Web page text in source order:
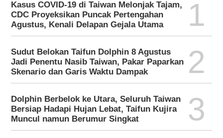
Kasus COVID-19 di Taiwan Melonjak Tajam,
CDC Proyeksikan Puncak Pertengahan
Agustus, Kenali Delapan Gejala Utama
1
Sudut Belokan Taifun Dolphin 8 Agustus
Jadi Penentu Nasib Taiwan, Pakar Paparkan
Skenario dan Garis Waktu Dampak
2
Dolphin Berbelok ke Utara, Seluruh Taiwan
Bersiap Hadapi Hujan Lebat, Taifun Kujira
Muncul namun Berumur Singkat
3